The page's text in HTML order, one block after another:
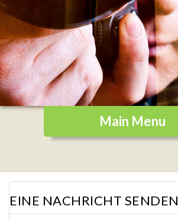
EINE NACHRICHT SENDEN